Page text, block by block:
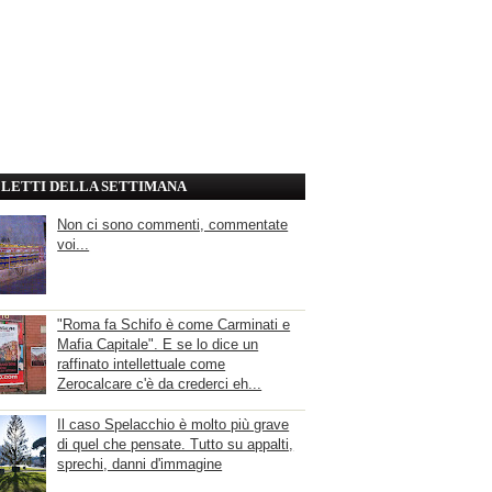
DELLA SETTIMANA
Non ci sono commenti, commentate
voi...
"Roma fa Schifo è come Carminati e
Mafia Capitale". E se lo dice un
raffinato intellettuale come
Zerocalcare c'è da crederci eh...
Il caso Spelacchio è molto più grave
di quel che pensate. Tutto su appalti,
sprechi, danni d'immagine